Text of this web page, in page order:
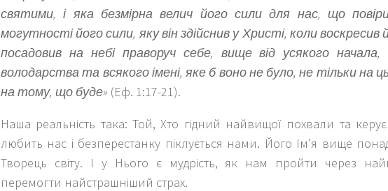
святими, і яка безмірна велич його сили для нас, що
могутності його сили, яку він здійснив у Христі, коли воскресив
посадовив на небі праворуч себе, вище від усякого
володарства та всякого імені, яке б воно не було, не тільки на
на тому, що буде» (Еф. 1:17-21).
Наша реальність така: Той, Хто гідний найвищої похвали та
любить нас і безперестанку піклується нами. Його Ім’я вище
Творець світу. І у Нього є мудрість, як нам пройти через
перемогти найстрашніший страх.